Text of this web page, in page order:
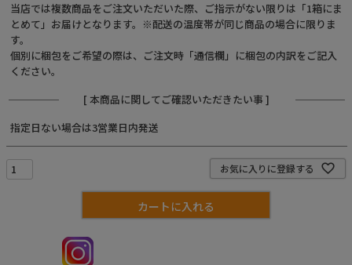
当店では複数商品をご注文いただいた際、ご指示がない限りは「1箱にま
とめて」お届けとなります。※配送の温度帯が同じ商品の場合に限りま
す。
個別に梱包をご希望の際は、ご注文時「通信欄」に梱包の内訳をご記入
ください。
[ 本商品に関してご確認いただきたい事 ]
指定日ない場合は3営業日内発送
お気に入りに登録する
カートに入れる